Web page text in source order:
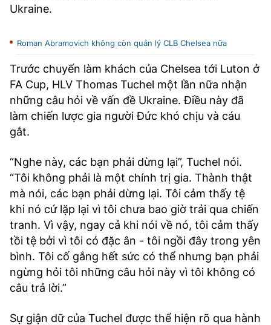
Điện thoại: 024.38254756
MẠNG XÃ HỘI
Ukraine.
Roman Abramovich không còn quản lý CLB Chelsea nữa
Trước chuyến làm khách của Chelsea tới Luton ở
FA Cup, HLV Thomas Tuchel một lần nữa nhận
những câu hỏi về vấn đề Ukraine. Điều này đã
làm chiến lược gia người Đức khó chịu và cáu
gắt.
“Nghe này, các bạn phải dừng lại”, Tuchel nói.
“Tôi không phải là một chính trị gia. Thành thật
mà nói, các bạn phải dừng lại. Tôi cảm thấy tệ
khi nó cứ lặp lại vì tôi chưa bao giờ trải qua chiến
tranh. Vì vậy, ngay cả khi nói về nó, tôi cảm thấy
tồi tệ bởi vì tôi có đặc ân - tôi ngồi đây trong yên
bình. Tôi cố gắng hết sức có thể nhưng bạn phải
ngừng hỏi tôi những câu hỏi này vì tôi không có
câu trả lời.”
Sự giận dữ của Tuchel được thể hiện rõ qua hành